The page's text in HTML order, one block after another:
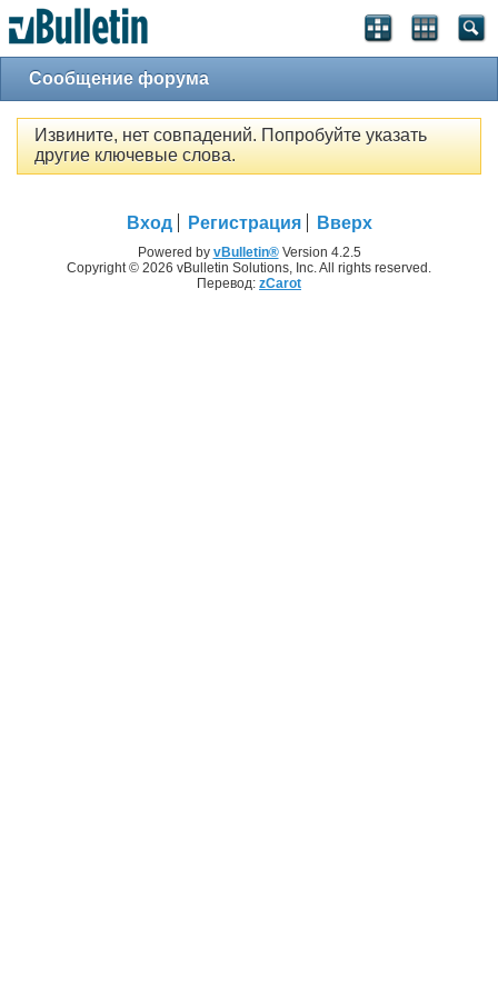
Сообщение форума
Извините, нет совпадений. Попробуйте указать
другие ключевые слова.
Вход Регистрация Вверх
Powered by vBulletin®Version 4.2.5
Copyright © 2026 vBulletin Solutions, Inc. All rights reserved.
Перевод: zCarot